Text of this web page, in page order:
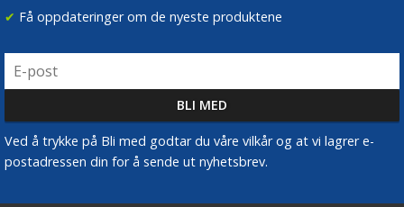
✔ Få oppdateringer om de nyeste produktene
Ved å trykke på Bli med godtar du våre vilkår og at vi lagrer e-
postadressen din for å sende ut nyhetsbrev.